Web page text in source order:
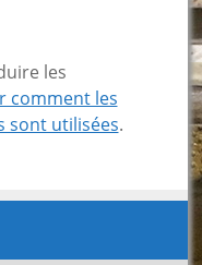
les
comment les
sont utilisées.